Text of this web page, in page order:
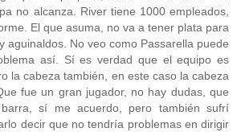
no alcanza. River tiene 1000 empleados,
El que asuma, no va a tener plata para
aguinaldos. No veo como Passarella puede
así. Sí es verdad que el equipo es
la cabeza también, en este caso la cabeza
fue un gran jugador, no hay dudas, que
sí me acuerdo, pero también sufrí
decir que no tendría problemas en dirigir